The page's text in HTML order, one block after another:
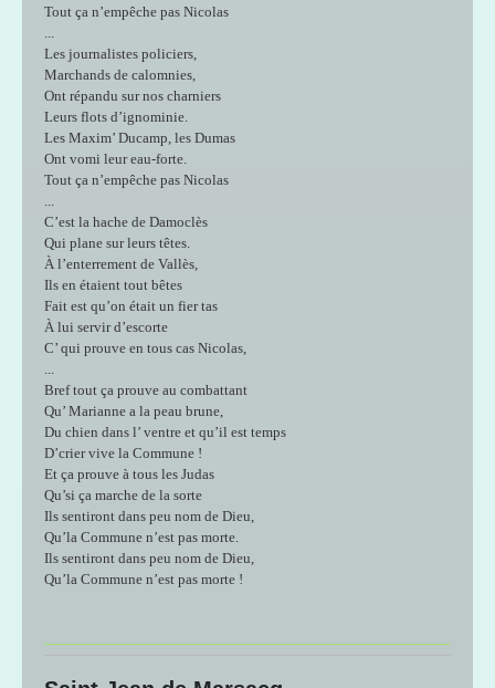
Tout ça n’empêche pas Nicolas
Les journalistes policiers,
Marchands de calomnies,
Ont répandu sur nos charniers
Leurs flots d’ignominie.
Les Maxim’ Ducamp, les Dumas
Ont vomi leur eau-forte.
Tout ça n’empêche pas Nicolas
C’est la hache de Damoclès
Qui plane sur leurs têtes.
À l’enterrement de Vallès,
Ils en étaient tout bêtes
Fait est qu’on était un fier tas
À lui servir d’escorte
C’ qui prouve en tous cas Nicolas,
Bref tout ça prouve au combattant
Qu’ Marianne a la peau brune,
Du chien dans l’ ventre et qu’il est temps
D’crier vive la Commune !
Et ça prouve à tous les Judas
Qu’si ça marche de la sorte
Ils sentiront dans peu nom de Dieu,
Qu’la Commune n’est pas morte.
Ils sentiront dans peu nom de Dieu,
Qu’la Commune n’est pas morte !